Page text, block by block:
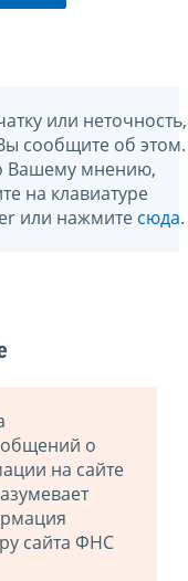
или неточность,
сообщите об этом.
Вашему мнению,
на клавиатуре
или нажмите сюда.
о
на сайте
сайта ФНС